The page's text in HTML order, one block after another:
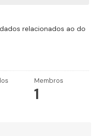
relacionados ao do
Membros
1